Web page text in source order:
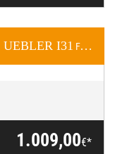
I31 FAHRRADTRÄGER
1.009,00€*